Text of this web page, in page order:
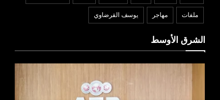
ملفات مهاجر يوسف القرضاوي
الشرق الأوسط